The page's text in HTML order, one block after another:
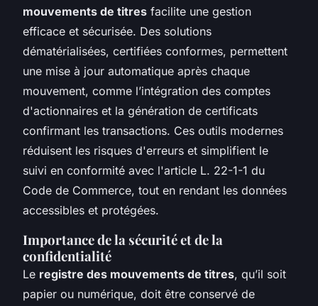
mouvements de titres facilite une gestion
efficace et sécurisée. Des solutions
dématérialisées, certifiées conformes, permettent
une mise à jour automatique après chaque
mouvement, comme l’intégration des comptes
d'actionnaires et la génération de certificats
confirmant les transactions. Ces outils modernes
réduisent les risques d'erreurs et simplifient le
suivi en conformité avec l'article L. 22-1-1 du
Code de Commerce, tout en rendant les données
accessibles et protégées.
Importance de la sécurité et de la
confidentialité
Le registre des mouvements de titres, qu’il soit
papier ou numérique, doit être conservé de